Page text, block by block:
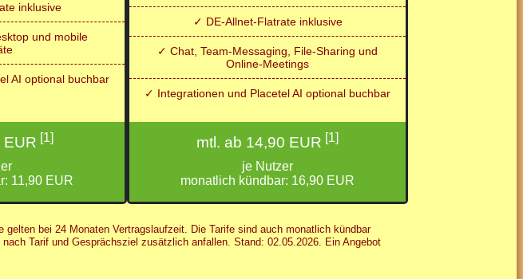
inklusive
und mobile
AI optional buchbar
EUR [1]
11,90 EUR
✓ DE-Allnet-Flatrate inklusive
✓ Chat, Team-Messaging, File-Sharing und
Online-Meetings
✓ Integrationen und Placetel AI optional buchbar
mtl. ab 14,90 EUR [1]
je Nutzer
monatlich kündbar: 16,90 EUR
bei 24 Monaten Vertragslaufzeit. Die Tarife sind auch monatlich kündbar
Tarif und Gesprächsziel zusätzlich anfallen. Stand: 02.05.2026. Ein Angebot